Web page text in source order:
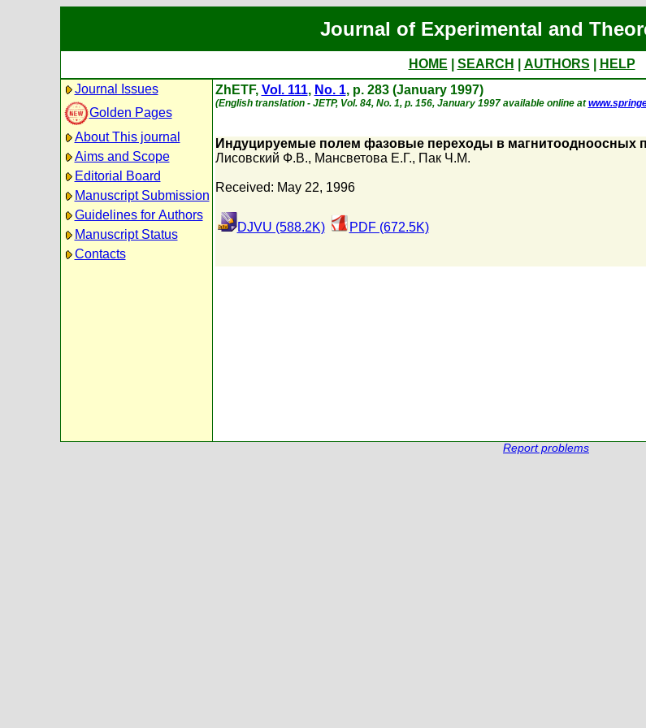
Journal of Experimental and
HOME SEARCH AUTHORS
HELP
Journal Issues
Golden Pages
About This journal
Aims and Scope
Editorial Board
Manuscript Submission
Guidelines for Authors
Manuscript Status
Contacts
ZhETF, Vol. 111, No. 1, p. 283 (January 1997)
(English translation - JETP, Vol. 84, No. 1, p. 156, January 1997 available online at
Индуцируемые полем фазовые переходы в магнитоодноосных
Лисовский Ф.В., Мансветова Е.Г., Пак Ч.М.
Received: May 22, 1996
DJVU (588.2K) PDF (672.5K)
Report problems